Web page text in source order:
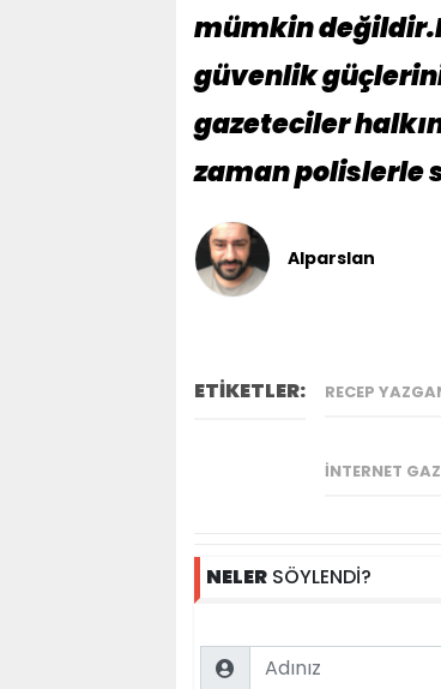
mümkin
güvenlik
gazeteciler
zaman polislerle
Alparslan
ETİKETLER: RECEP
İNTERNET
NELER SÖYLENDİ?
Name